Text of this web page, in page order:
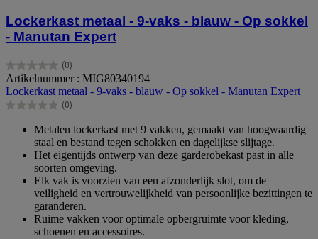
Lockerkast metaal - 9-vaks - blauw - Op sokkel
- Manutan Expert
(0)
0.0
van
de
5
Artikelnummer : MIG80340194
Lockerkast metaal - 9-vaks - blauw - Op sokkel - Manutan Expert
(0)
0.0
sterren.
Metalen lockerkast met 9 vakken, gemaakt van hoogwaardig
staal en bestand tegen schokken en dagelijkse slijtage.
Het eigentijds ontwerp van deze garderobekast past in alle
soorten omgeving.
Elk vak is voorzien van een afzonderlijk slot, om de
veiligheid en vertrouwelijkheid van persoonlijke bezittingen te
garanderen.
Ruime vakken voor optimale opbergruimte voor kleding,
schoenen en accessoires.